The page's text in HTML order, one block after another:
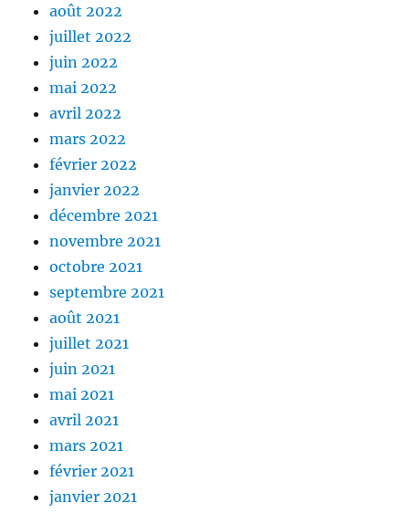
août 2022
juillet 2022
juin 2022
mai 2022
avril 2022
mars 2022
février 2022
janvier 2022
décembre 2021
novembre 2021
octobre 2021
septembre 2021
août 2021
juillet 2021
juin 2021
mai 2021
avril 2021
mars 2021
février 2021
janvier 2021